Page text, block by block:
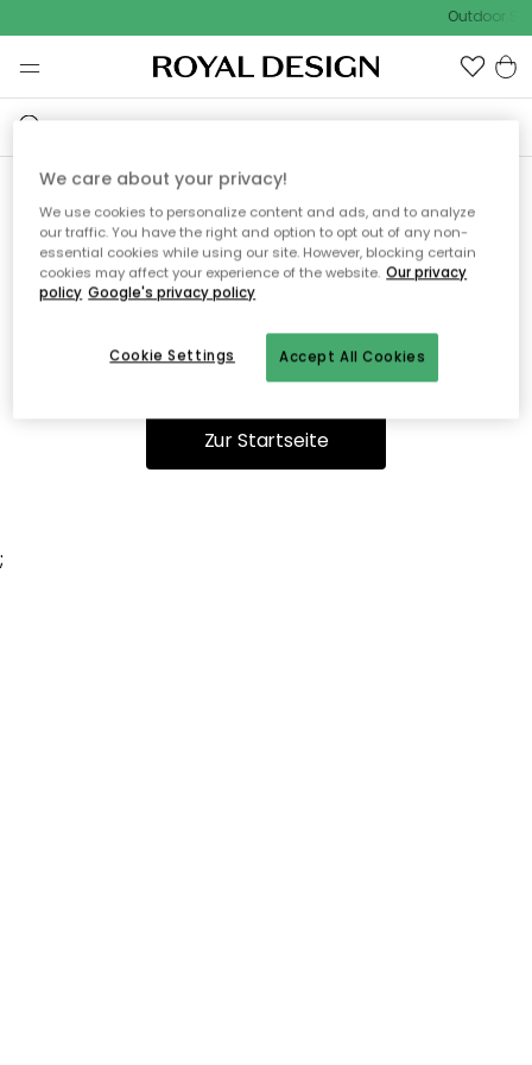
Outdoor
Ooops, die Seite wurde nicht
gefunden.
Sie können auf unserer Startseiteweiter navigieren.
Zur Startseite
;
We care about your privacy!
We use cookies to personalize content and ads, and to analyze
our traffic. You have the right and option to opt out of any non-
essential cookies while using our site. However, blocking certain
cookies may affect your experience of the website. Our privacy
policy Google's privacy policy
Accept All Cookies
Cookie Settings